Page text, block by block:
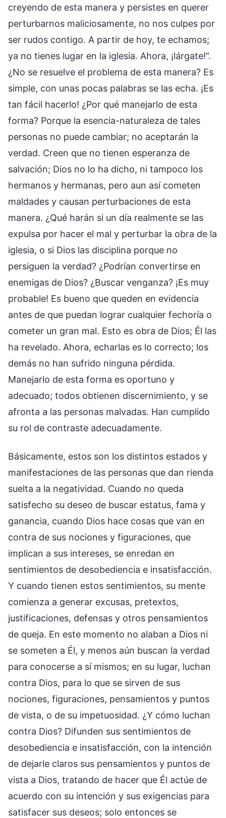
creyendo de esta manera y persistes en querer
perturbarnos maliciosamente, no nos culpes por
ser rudos contigo. A partir de hoy, te echamos;
ya no tienes lugar en la iglesia. Ahora, ¡lárgate!”.
¿No se resuelve el problema de esta manera? Es
simple, con unas pocas palabras se las echa. ¡Es
tan fácil hacerlo! ¿Por qué manejarlo de esta
forma? Porque la esencia-naturaleza de tales
personas no puede cambiar; no aceptarán la
verdad. Creen que no tienen esperanza de
salvación; Dios no lo ha dicho, ni tampoco los
hermanos y hermanas, pero aun así cometen
maldades y causan perturbaciones de esta
manera. ¿Qué harán si un día realmente se las
expulsa por hacer el mal y perturbar la obra de la
iglesia, o si Dios las disciplina porque no
persiguen la verdad? ¿Podrían convertirse en
enemigas de Dios? ¿Buscar venganza? ¡Es muy
probable! Es bueno que queden en evidencia
antes de que puedan lograr cualquier fechoría o
cometer un gran mal. Esto es obra de Dios; Él las
ha revelado. Ahora, echarlas es lo correcto; los
demás no han sufrido ninguna pérdida.
Manejarlo de esta forma es oportuno y
adecuado; todos obtienen discernimiento, y se
afronta a las personas malvadas. Han cumplido
su rol de contraste adecuadamente.
Básicamente, estos son los distintos estados y
manifestaciones de las personas que dan rienda
suelta a la negatividad. Cuando no queda
satisfecho su deseo de buscar estatus, fama y
ganancia, cuando Dios hace cosas que van en
contra de sus nociones y figuraciones, que
implican a sus intereses, se enredan en
sentimientos de desobediencia e insatisfacción.
Y cuando tienen estos sentimientos, su mente
comienza a generar excusas, pretextos,
justificaciones, defensas y otros pensamientos
de queja. En este momento no alaban a Dios ni
se someten a Él, y menos aún buscan la verdad
para conocerse a sí mismos; en su lugar, luchan
contra Dios, para lo que se sirven de sus
nociones, figuraciones, pensamientos y puntos
de vista, o de su impetuosidad. ¿Y cómo luchan
contra Dios? Difunden sus sentimientos de
desobediencia e insatisfacción, con la intención
de dejarle claros sus pensamientos y puntos de
vista a Dios, tratando de hacer que Él actúe de
acuerdo con su intención y sus exigencias para
satisfacer sus deseos; solo entonces se